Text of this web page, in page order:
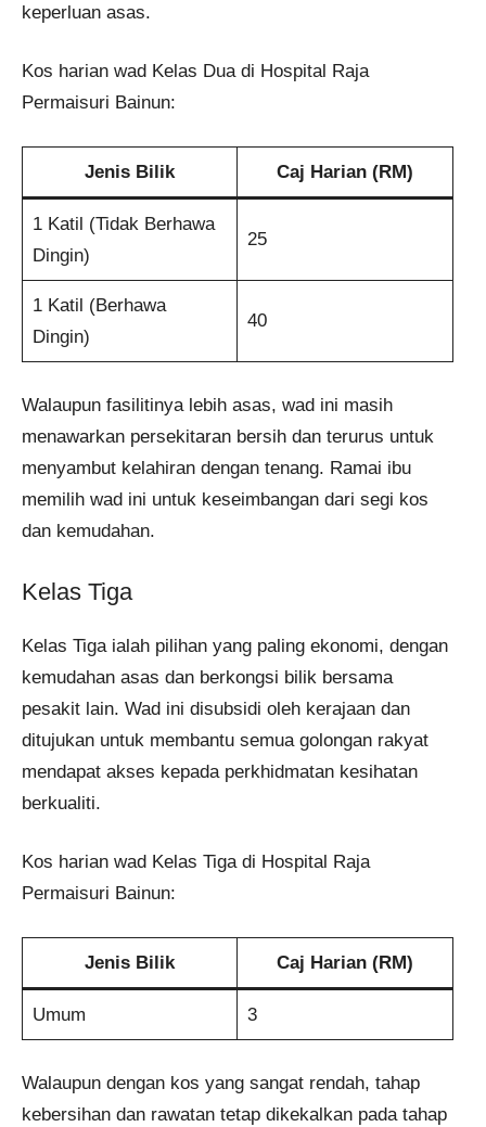
keperluan asas.
Kos harian wad Kelas Dua di Hospital Raja
Permaisuri Bainun:
Jenis Bilik Caj Harian (RM)
1 Katil (Tidak Berhawa
Dingin)
25
1 Katil (Berhawa
Dingin)
40
Walaupun fasilitinya lebih asas, wad ini masih
menawarkan persekitaran bersih dan terurus untuk
menyambut kelahiran dengan tenang. Ramai ibu
memilih wad ini untuk keseimbangan dari segi kos
dan kemudahan.
Kelas Tiga
Kelas Tiga ialah pilihan yang paling ekonomi, dengan
kemudahan asas dan berkongsi bilik bersama
pesakit lain. Wad ini disubsidi oleh kerajaan dan
ditujukan untuk membantu semua golongan rakyat
mendapat akses kepada perkhidmatan kesihatan
berkualiti.
Kos harian wad Kelas Tiga di Hospital Raja
Permaisuri Bainun:
Jenis Bilik Caj Harian (RM)
Umum 3
Walaupun dengan kos yang sangat rendah, tahap
kebersihan dan rawatan tetap dikekalkan pada tahap